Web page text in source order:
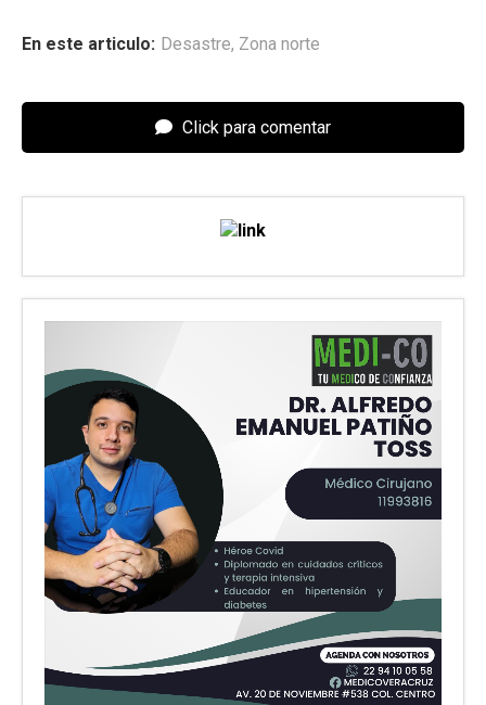
En este articulo: Desastre, Zona norte
Click para comentar